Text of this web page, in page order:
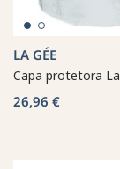
LA GÉE
Capa protetora
26,96 €